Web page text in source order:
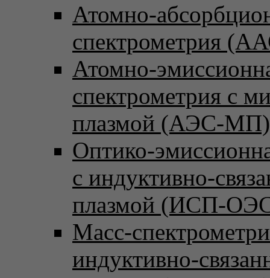
Атомно-
спектрометрия
Атомно-
спектрометрия с
плазмой (АЭС-МП)
Оптико-
с индуктивно-
плазмой (ИСП-
Масс-
индуктивно-